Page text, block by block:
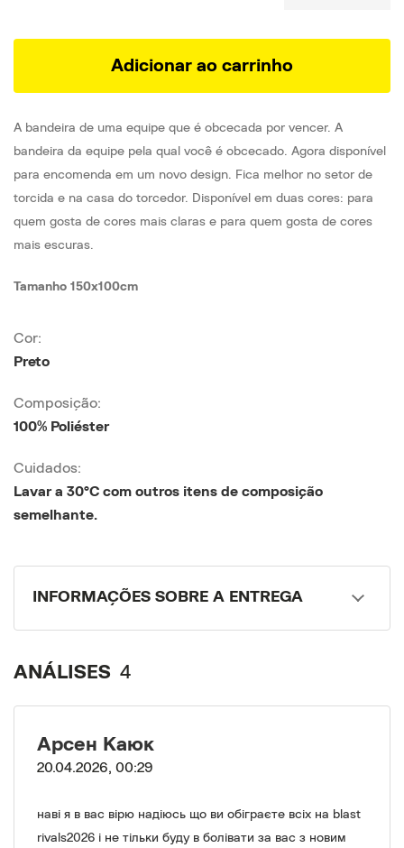
Adicionar ao carrinho
A bandeira de uma equipe que é obcecada por vencer. A
bandeira da equipe pela qual você é obcecado. Agora disponível
para encomenda em um novo design. Fica melhor no setor de
torcida e na casa do torcedor. Disponível em duas cores: para
quem gosta de cores mais claras e para quem gosta de cores
mais escuras.
Tamanho 150x100cm
Cor:
Preto
Composição:
100% Poliéster
Cuidados:
Lavar a 30°C com outros itens de composição
semelhante.
INFORMAÇÕES SOBRE A ENTREGA
ANÁLISES 4
Арсен Каюк
20.04.2026, 00:29
наві я в вас вірю надіюсь що ви обіграєте всіх на blast
rivals2026 і не тільки буду в болівати за вас з новим